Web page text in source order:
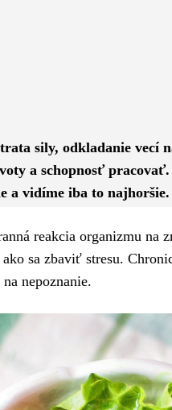
sily, odkladanie vecí
a schopnosť
a vidíme iba to najhoršie.
reakcia organizmu
sa zbaviť stresu.
nepoznanie.